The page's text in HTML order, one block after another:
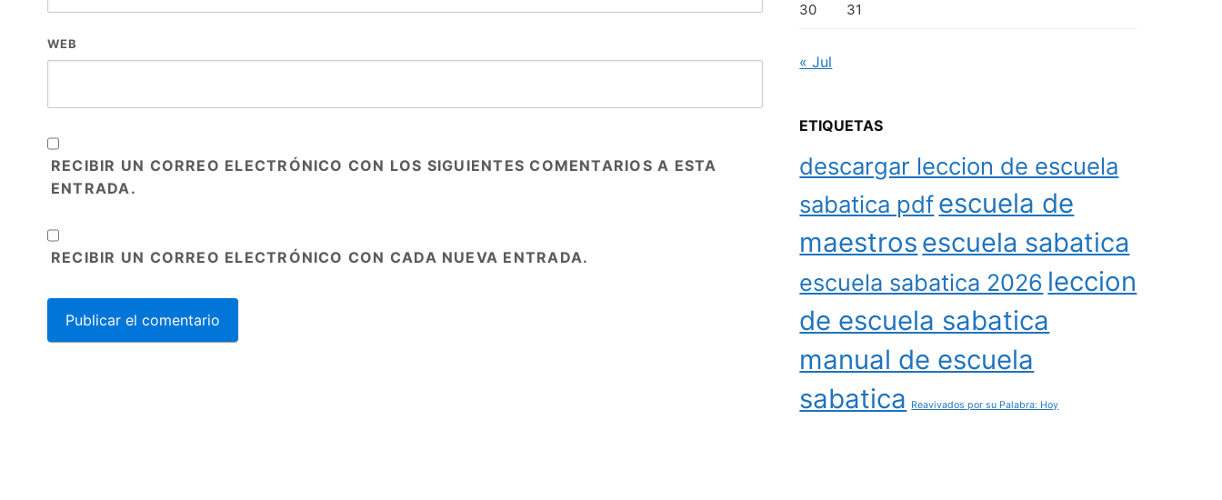
WEB
RECIBIR UN CORREO ELECTRÓNICO CON LOS SIGUIENTES COMENTARIOS A ESTA
ENTRADA.
RECIBIR UN CORREO ELECTRÓNICO CON CADA NUEVA ENTRADA.
30 31
« Jul
ETIQUETAS
descargar leccion de escuela
sabatica pdfescuela de
maestros escuela sabatica
escuela sabatica 2026 leccion
de escuela sabatica
manual de escuela
sabatica
Reavivados por su Palabra: Hoy